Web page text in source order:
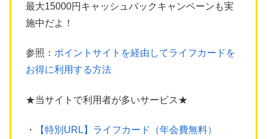
最大15000円キャッシュバックキャンペーンも実
施中だよ！
参照： ポイントサイトを経由してライフカードを
お得に利用する方法
★当サイトで利用者が多いサービス★
・ 【特別URL】ライフカード（年会費無料）